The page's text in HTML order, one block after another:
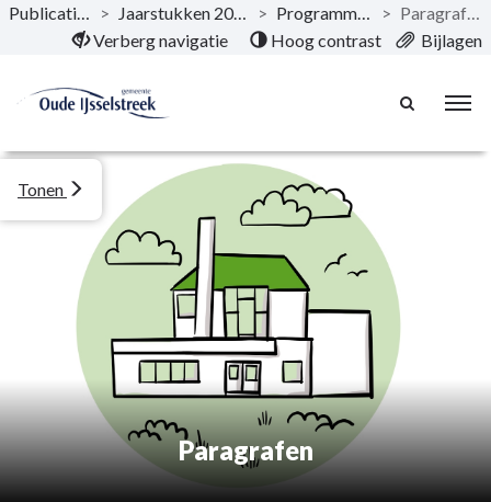
Naar hoofdinhoud
Publicaties > Jaarstukken 2024 > Programma’s >
Paragrafen
Verberg navigatie
Hoog contrast Bijlagen
Paragrafen
Tonen